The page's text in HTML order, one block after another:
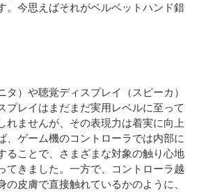
。今思えばそれがベルベットハンド錯
）や聴覚ディスプレイ（スピーカ）
プレイはまだまだ実用レベルに至って
れませんが、その表現力は着実に向上
、ゲーム機のコントローラでは内部に
ることで、さまざまな対象の触り心地
てきました。一方で、コントローラ越
の皮膚で直接触れているかのように、